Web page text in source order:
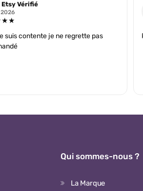
Vérifié
suis contente je ne regrette pas
Qui sommes-nous ?
La Marque